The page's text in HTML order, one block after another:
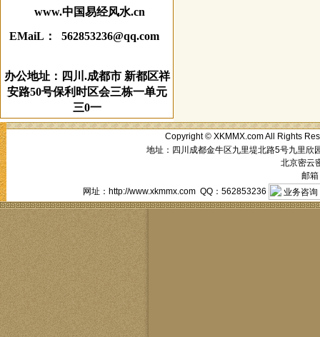
www.中国易经风水.cn
EMaiL： 562853236@qq.com
办公地址：四川.成都市 新都区祥
安路50号保利时区会三栋一单元
三0一
Copyright © XKMMX.com All Rights
地址：四川成都金牛区九里堤北路5号九里
北京密云
邮
网址：http://www.xkmmx.com QQ：562853236